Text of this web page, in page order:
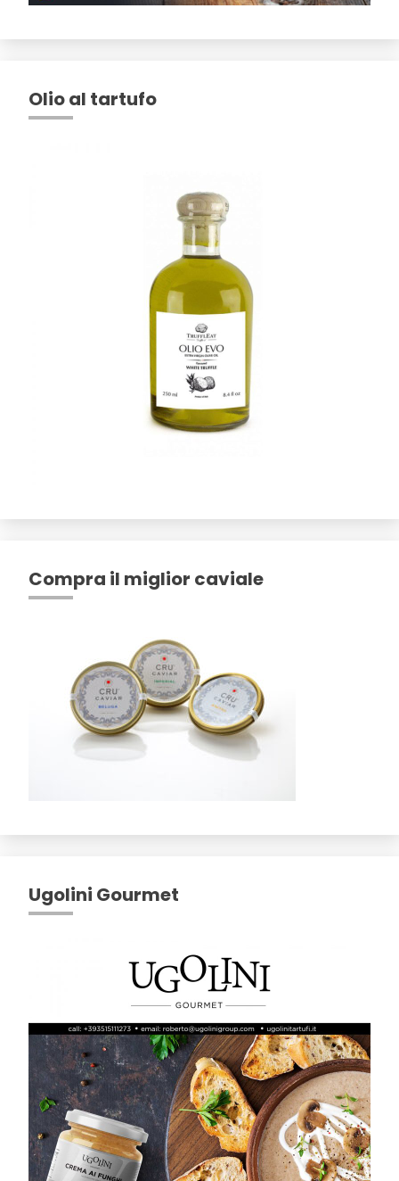
Olio al tartufo
Compra il miglior caviale
Ugolini Gourmet